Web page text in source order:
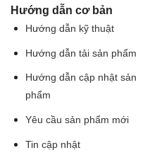
Hướng dẫn cơ bản
Hướng dẫn kỹ thuật
Hướng dẫn tải sản phẩm
Hướng dẫn cập nhật sản
phẩm
Yêu cầu sản phẩm mới
Tin cập nhật